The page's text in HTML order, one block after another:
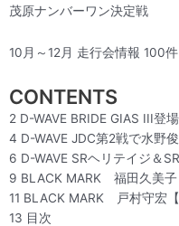
茂原ナンバーワン決定戦
10月～12月 走行会情報 100件
CONTENTS
2 D-WAVE BRIDE GIAS III登場
4 D-WAVE JDC第2戦で水野
6 D-WAVE SRヘリテイジ＆
9 BLACK MARK 福田久美子
11 BLACK MARK 戸村守宏
13 目次